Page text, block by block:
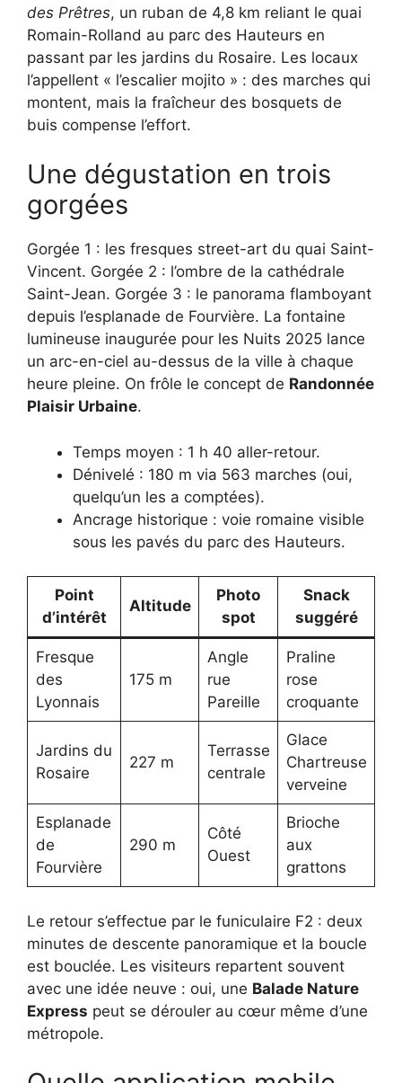
des Prêtres, un ruban de 4,8 km reliant le quai
Romain-Rolland au parc des Hauteurs en
passant par les jardins du Rosaire. Les locaux
l’appellent « l’escalier mojito » : des marches qui
montent, mais la fraîcheur des bosquets de
buis compense l’effort.
Une dégustation en trois
gorgées
Gorgée 1 : les fresques street-art du quai Saint-
Vincent. Gorgée 2 : l’ombre de la cathédrale
Saint-Jean. Gorgée 3 : le panorama flamboyant
depuis l’esplanade de Fourvière. La fontaine
lumineuse inaugurée pour les Nuits 2025 lance
un arc-en-ciel au-dessus de la ville à chaque
heure pleine. On frôle le concept de Randonnée
Plaisir Urbaine.
Temps moyen : 1 h 40 aller-retour.
Dénivelé : 180 m via 563 marches (oui,
quelqu’un les a comptées).
Ancrage historique : voie romaine visible
sous les pavés du parc des Hauteurs.
Point
d’intérêt
Altitude
Photo
spot
Snack
suggéré
Fresque
des
Lyonnais
175 m
Angle
rue
Pareille
Praline
rose
croquante
Jardins du
Rosaire
227 m
Terrasse
centrale
Glace
Chartreuse
verveine
Esplanade
de
Fourvière
290 m
Côté
Ouest
Brioche
aux
grattons
Le retour s’effectue par le funiculaire F2 : deux
minutes de descente panoramique et la boucle
est bouclée. Les visiteurs repartent souvent
avec une idée neuve : oui, une Balade Nature
Express peut se dérouler au cœur même d’une
métropole.